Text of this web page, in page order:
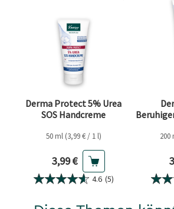
Derma Protect 5% Urea
SOS Handcreme
50 ml (3,99 € / 1 l)
Aktueller Preis
3,99 €
4.6 (5)
200